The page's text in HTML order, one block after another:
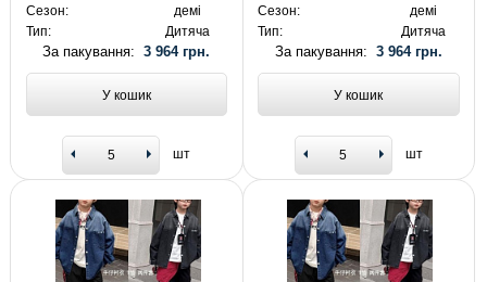
Сезон:
демі
Тип:
Дитяча
За пакування:3 964 грн.
У кошик
шт
Сезон:
демі
Тип:
Дитяча
За пакування: 3 964 грн.
У кошик
шт